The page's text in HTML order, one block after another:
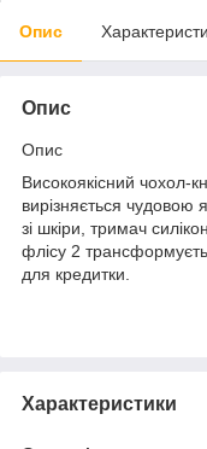
Опис
Опис
Опис
Високоякісний чохол-
вирізняється чудовою
зі шкіри, тримач
флісу 2
для кредитки.
Характеристики